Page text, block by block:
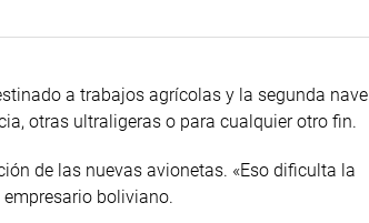
a trabajos agrícolas y la segunda nave
otras ultraligeras o para cualquier otro fin.
de las nuevas avionetas. «Eso dificulta la
boliviano.